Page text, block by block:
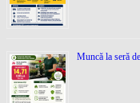
Muncă la seră